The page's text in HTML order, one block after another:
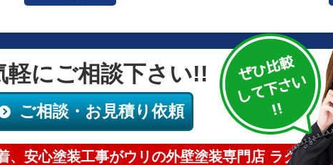
軽にご相談下さい!!
ご相談・お見積り依頼
安心塗装工事がウリの外壁塗装専門店 ラクスト